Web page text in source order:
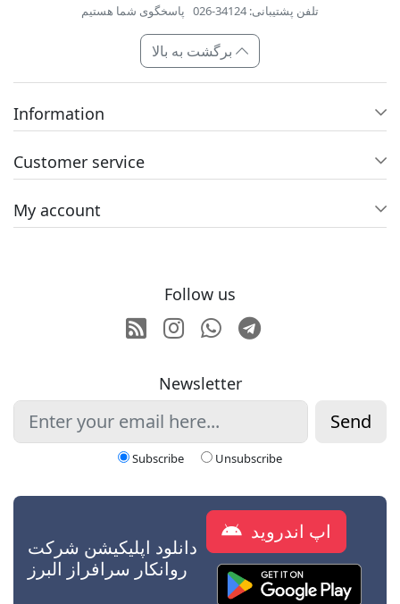
تلفن پشتیبانی: 34124-026 پاسخگوی شما هستیم
Information
Customer service
My account
Follow us
RSSInstagram
Whatsapp
Telegram
Newsletter
Send
Subscribe Unsubscribe
دانلود اپلیکیشن شرکت
روانکار سرافراز البرز
اپ اندروید